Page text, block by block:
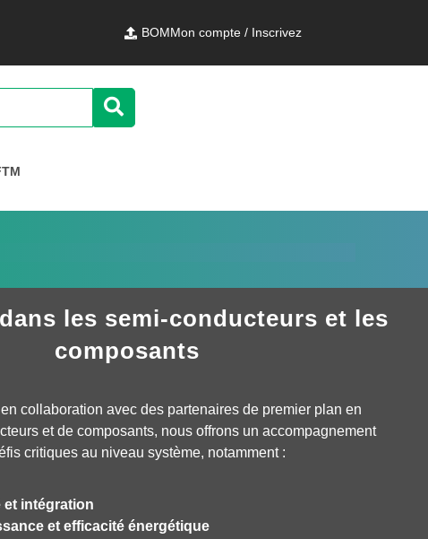
BOMMon compte / Inscrivez
les semi-conducteurs et les
composants
collaboration avec des partenaires de premier plan en
et de composants, nous offrons un accompagnement
critiques au niveau système, notamment :
et intégration
et efficacité énergétique